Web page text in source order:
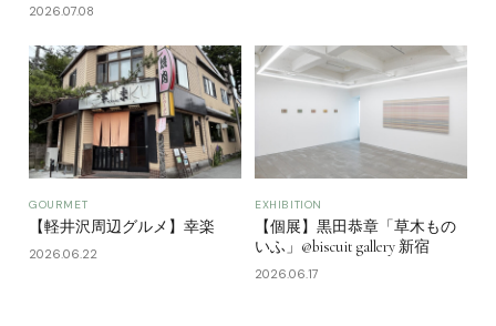
2026.07.08
GOURMET
【軽井沢周辺グルメ】幸楽
2026.06.22
EXHIBITION
【個展】黒田恭章「草木もの
いふ」@biscuit gallery 新宿
2026.06.17